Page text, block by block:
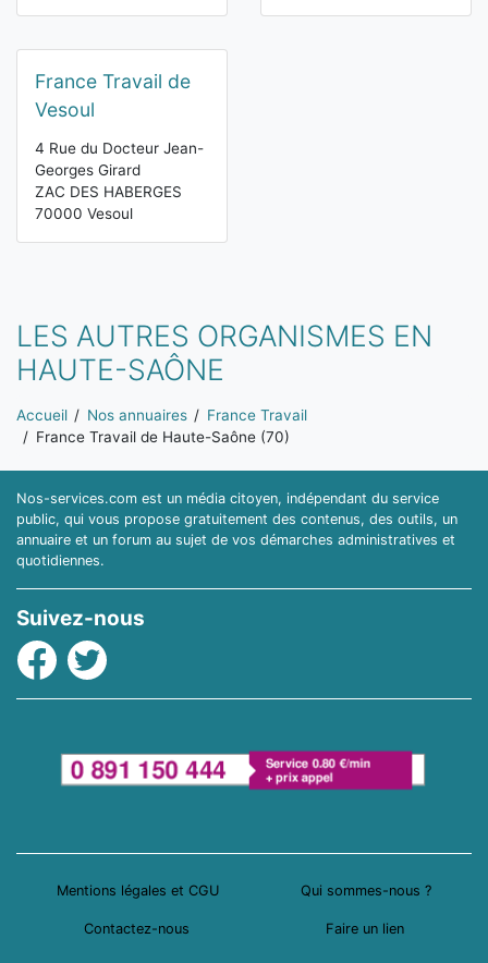
France Travail de
Vesoul
4 Rue du Docteur Jean-
Georges Girard
ZAC DES HABERGES
70000 Vesoul
LES AUTRES ORGANISMES EN
HAUTE-SAÔNE
Vous êtes ici:
Accueil Nos annuaires
France Travail
France Travail de Haute-Saône (70)
Nos-services.com est un média citoyen, indépendant du service
public, qui vous propose gratuitement des contenus, des outils, un
annuaire et un forum au sujet de vos démarches administratives et
quotidiennes.
Suivez-nous
Facebook
Twitter
Mentions légales et CGU Qui sommes-nous ?
Contactez-nous Faire un lien